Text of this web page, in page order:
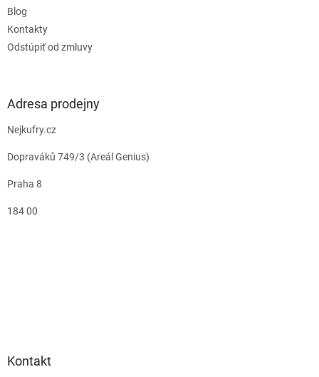
Blog
Kontakty
Odstúpiť od zmluvy
Adresa prodejny
Nejkufry.cz
Dopraváků 749/3 (Areál Genius)
Praha 8
184 00
Kontakt